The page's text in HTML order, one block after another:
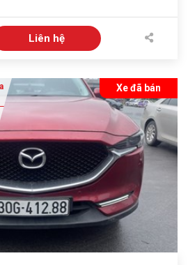
Liên hệ
Xe đã bán